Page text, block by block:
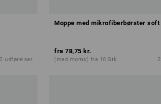
2 udførelser
Moppe med mikrofiberbørster soft
fra 78,75 kr.
(med moms) fra 10 Stk. 2